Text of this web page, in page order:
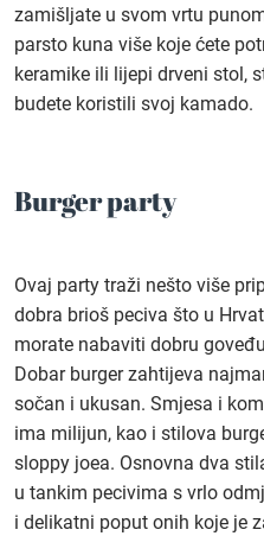
zamišljate u svom vrtu
parsto kuna više koje ćete
keramike ili lijepi drveni stol,
budete koristili svoj kamado.
Burger party
Ovaj party traži nešto više
dobra brioš peciva što u
morate nabaviti dobru
Dobar burger zahtijeva
sočan i ukusan. Smjesa i
ima milijun, kao i stilova
sloppy joea. Osnovna dva
u tankim pecivima s vrlo
i delikatni poput onih koje je